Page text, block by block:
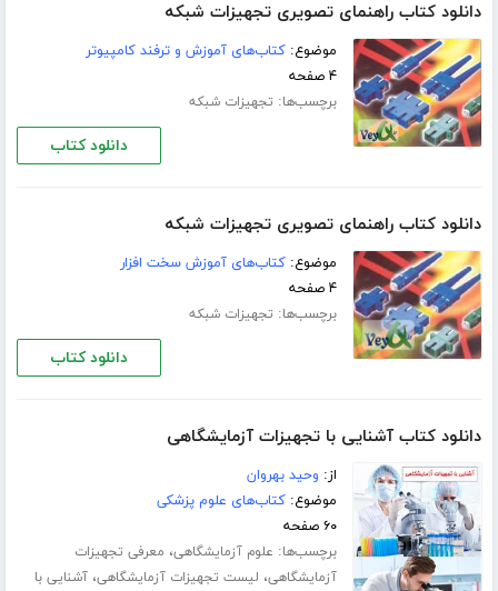
دانلود کتاب راهنمای تصویری تجهیزات شبکه
موضوع:کتاب‌های آموزش و ترفند کامپیوتر
۴ صفحه
برچسب‌ها: تجهیزات شبکه
دانلود کتاب
دانلود کتاب راهنمای تصویری تجهیزات شبکه
موضوع:کتاب‌های آموزش سخت افزار
۴ صفحه
برچسب‌ها: تجهیزات شبکه
دانلود کتاب
دانلود کتاب آشنایی با تجهیزات آزمایشگاهی
از: وحید بهروان
موضوع:کتاب‌های علوم پزشکی
۶۰ صفحه
برچسب‌ها: علوم آزمایشگاهی، معرفی تجهیزات
آزمایشگاهی، لیست تجهیزات آزمایشگاهی،آشنایی با